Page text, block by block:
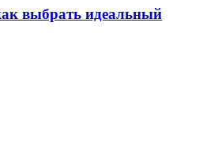
выбрать идеальный